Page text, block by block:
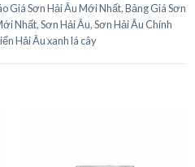
Giá Sơn Hải Âu Mới Nhất,Bảng Giá Sơn
Nhất,Sơn Hải Âu,Sơn Hải Âu Chính
Hải Âu xanh lá cây